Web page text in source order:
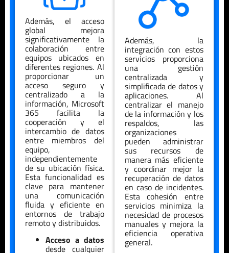
Además, el acceso
global mejora
significativamente la
colaboración entre
equipos ubicados en
diferentes regiones. Al
proporcionar un
acceso seguro y
centralizado a la
información, Microsoft
365 facilita la
cooperación y el
intercambio de datos
entre miembros del
equipo,
independientemente
de su ubicación física.
Esta funcionalidad es
clave para mantener
una comunicación
fluida y eficiente en
entornos de trabajo
remoto y distribuidos.
Acceso a datos
desde cualquier
Además, la
integración con estos
servicios proporciona
una gestión
centralizada y
simplificada de datos y
aplicaciones. Al
centralizar el manejo
de la información y los
respaldos, las
organizaciones
pueden administrar
sus recursos de
manera más eficiente
y coordinar mejor la
recuperación de datos
en caso de incidentes.
Esta cohesión entre
servicios minimiza la
necesidad de procesos
manuales y mejora la
eficiencia operativa
general.